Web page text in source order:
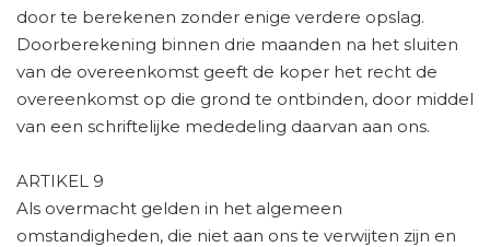
door te berekenen zonder enige verdere opslag.
Doorberekening binnen drie maanden na het sluiten
van de overeenkomst geeft de koper het recht de
overeenkomst op die grond te ontbinden, door middel
van een schriftelijke mededeling daarvan aan ons.
ARTIKEL 9
Als overmacht gelden in het algemeen
omstandigheden, die niet aan ons te verwijten zijn en